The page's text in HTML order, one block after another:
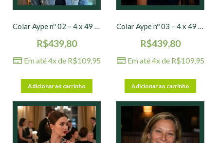
Colar Aype nº 02 – 4 x 49 cm
R$439,80
Em até 4x de R$109,95
Adicionar ao carrinho
Colar Aype nº 03 – 4 x 49 cm
R$439,80
Em até 4x de R$109,95
Adicionar ao carrinho